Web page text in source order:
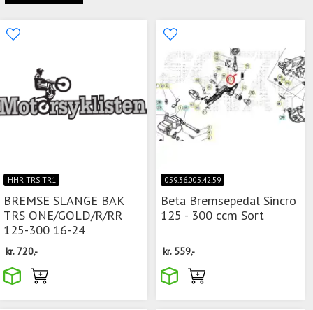
HHR TRS TR1
BREMSE SLANGE BAK
TRS ONE/GOLD/R/RR
125-300 16-24
kr. 720,-
059.36.005.42.59
Beta Bremsepedal Sincro
125 - 300 ccm Sort
kr. 559,-